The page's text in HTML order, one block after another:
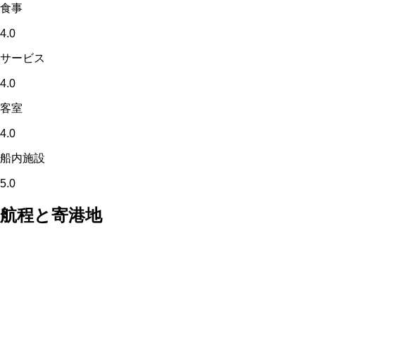
食事
4.0
サービス
4.0
客室
4.0
船内施設
5.0
航程と寄港地